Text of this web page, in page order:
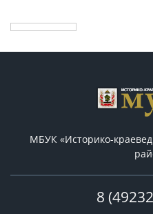
МБУК «Историко-
8